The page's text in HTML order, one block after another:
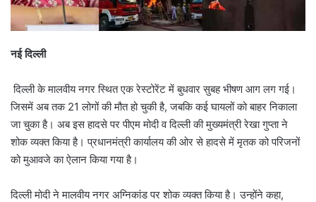
नई दिल्ली
दिल्ली के मालवीय नगर स्थित एक रेस्टोरेंट में बुधवार सुबह भीषण आग लग गई।
जिसमें अब तक 21 लोगों की मौत हो चुकी है, जबकि कई घायलों को बाहर निकाला
जा चुका है। अब इस हादसे पर पीएम मोदी व दिल्ली की मुख्यमंत्री रेखा गुप्ता ने
शोक व्यक्त किया है। प्रधानमंत्री कार्यालय की ओर से हादसे में मृतक को परिजनों
को मुआवजे का ऐलान किया गया है।
दिल्ली मोदी ने मालवीय नगर अग्निकांड पर शोक व्यक्त किया है। उन्होंने कहा,